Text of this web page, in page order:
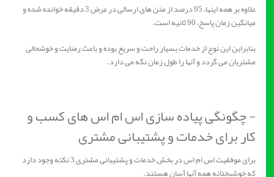
علاوه بر همه اینها، 95 درصد از متن های ارسالی در عرض 3 دقیقه خوانده شده و
میانگین زمان پاسخ، 90 ثانیه است.
بنابراین این نوع از خدمات بسیار راحت و سریع بوده و باعث رضایت و خوشحالی
مشتریان می گردد و آنها را طول زمان نگه می دارد.
- چگونگی پیاده سازی اس ام اس های کسب و
کار برای خدمات و پشتیبانی مشتری
برای موفقیت اس ام اس در بخش خدمات و پشتیبانی مشتری 3 نکته وجود دارد
که خوشبختانه همه آنها آسان هستند.